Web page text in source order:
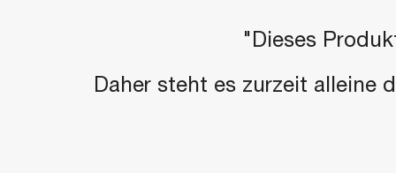
"Dieses
Daher steht es zurzeit alleine